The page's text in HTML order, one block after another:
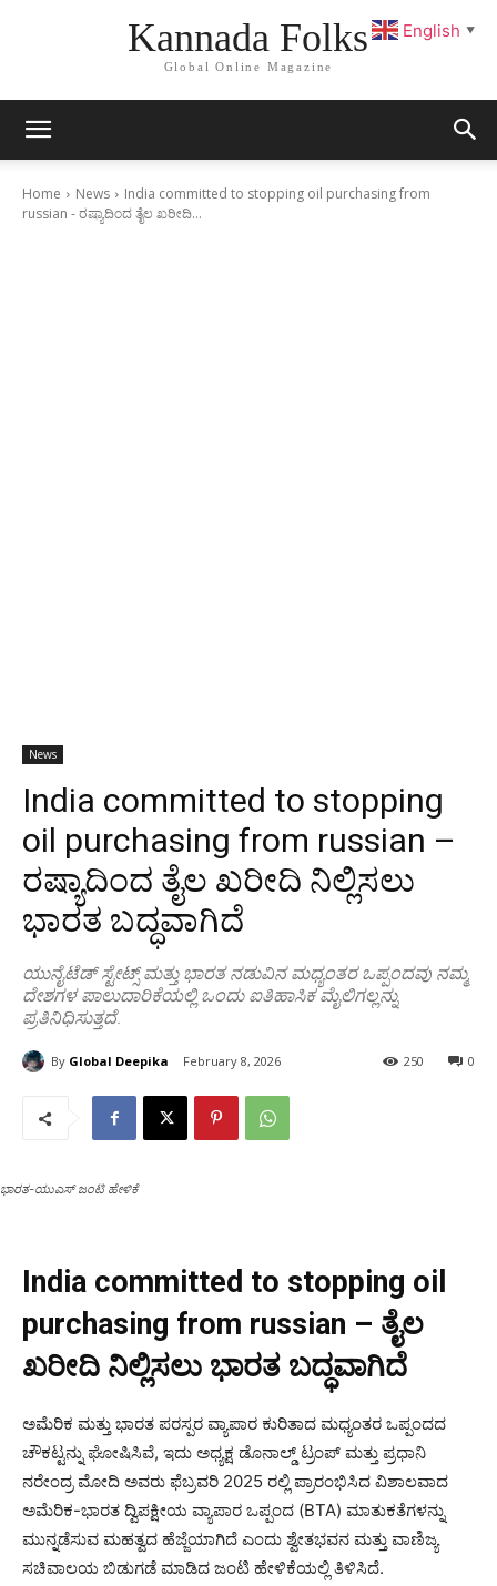
Kannada Folks
Global Online Magazine
Home News
India committed to stopping oil purchasing from
russian - ರಷ್ಯಾದಿಂದ ತೈಲ ಖರೀದಿ...
News
India committed to stopping
oil purchasing from russian –
ರಷ್ಯಾದಿಂದ ತೈಲ ಖರೀದಿ ನಿಲ್ಲಿಸಲು
ಭಾರತ ಬದ್ಧವಾಗಿದೆ
ಯುನೈಟೆಡ್ ಸ್ಟೇಟ್ಸ್ ಮತ್ತು ಭಾರತ ನಡುವಿನ ಮಧ್ಯಂತರ ಒಪ್ಪಂದವು ನಮ್ಮ
ದೇಶಗಳ ಪಾಲುದಾರಿಕೆಯಲ್ಲಿ ಒಂದು ಐತಿಹಾಸಿಕ ಮೈಲಿಗಲ್ಲನ್ನು
ಪ್ರತಿನಿಧಿಸುತ್ತದೆ.
By Global Deepika February 8, 2026 0
250
ಭಾರತ-ಯುಎಸ್ ಜಂಟಿ ಹೇಳಿಕೆ
India committed to stopping oil
purchasing from russian – ತೈಲ
ಖರೀದಿ ನಿಲ್ಲಿಸಲು ಭಾರತ ಬದ್ಧವಾಗಿದೆ
ಅಮೆರಿಕ ಮತ್ತು ಭಾರತ ಪರಸ್ಪರ ವ್ಯಾಪಾರ ಕುರಿತಾದ ಮಧ್ಯಂತರ ಒಪ್ಪಂದದ
ಚೌಕಟ್ಟನ್ನು ಘೋಷಿಸಿವೆ, ಇದು ಅಧ್ಯಕ್ಷ ಡೊನಾಲ್ಡ್ ಟ್ರಂಪ್ ಮತ್ತು ಪ್ರಧಾನಿ
ನರೇಂದ್ರ ಮೋದಿ ಅವರು ಫೆಬ್ರವರಿ 2025 ರಲ್ಲಿ ಪ್ರಾರಂಭಿಸಿದ ವಿಶಾಲವಾದ
ಅಮೆರಿಕ-ಭಾರತ ದ್ವಿಪಕ್ಷೀಯ ವ್ಯಾಪಾರ ಒಪ್ಪಂದ (BTA) ಮಾತುಕತೆಗಳನ್ನು
ಮುನ್ನಡೆಸುವ ಮಹತ್ವದ ಹೆಜ್ಜೆಯಾಗಿದೆ ಎಂದು ಶ್ವೇತಭವನ ಮತ್ತು ವಾಣಿಜ್ಯ
ಸಚಿವಾಲಯ ಬಿಡುಗಡೆ ಮಾಡಿದ ಜಂಟಿ ಹೇಳಿಕೆಯಲ್ಲಿ ತಿಳಿಸಿದೆ.
English ▼